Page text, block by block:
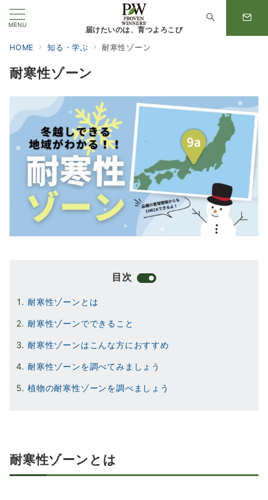
MENU
届けたいのは、育つよろこび
HOME 知る・学ぶ 耐寒性ゾーン
耐寒性ゾーン
目次
耐寒性ゾーンとは
耐寒性ゾーンでできること
耐寒性ゾーンはこんな方におすすめ
耐寒性ゾーンを調べてみましょう
植物の耐寒性ゾーンを調べましょう
耐寒性ゾーンとは